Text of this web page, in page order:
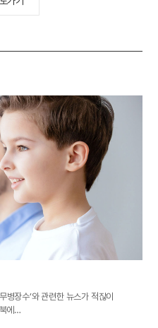
병장수’와 관련한 뉴스가 적잖이
에…